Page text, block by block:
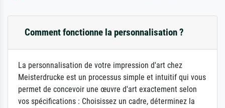
Comment fonctionne la personnalisation ?
La personnalisation de votre impression d'art chez
Meisterdrucke est un processus simple et intuitif qui vous
permet de concevoir une œuvre d'art exactement selon
vos spécifications : Choisissez un cadre, déterminez la